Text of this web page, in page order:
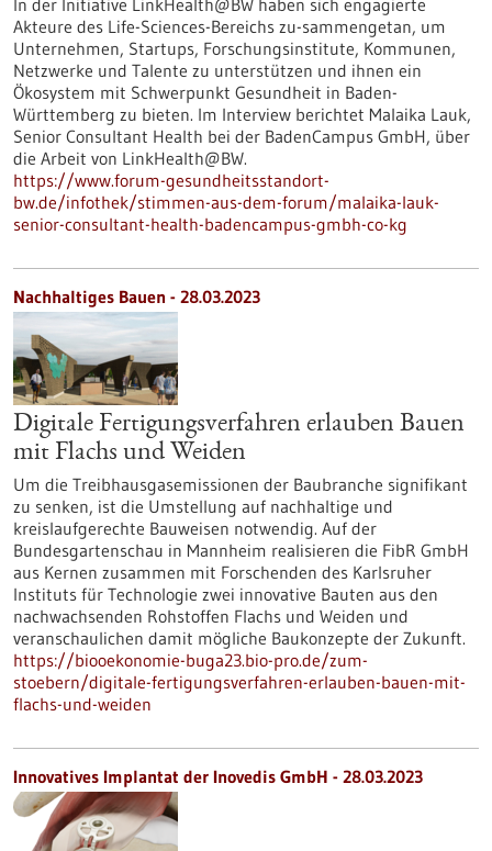
In der Initiative LinkHealth@BW haben sich engagierte
Akteure des Life-Sciences-Bereichs zu-sammengetan, um
Unternehmen, Startups, Forschungsinstitute, Kommunen,
Netzwerke und Talente zu unterstützen und ihnen ein
Ökosystem mit Schwerpunkt Gesundheit in Baden-
Württemberg zu bieten. Im Interview berichtet Malaika Lauk,
Senior Consultant Health bei der BadenCampus GmbH, über
die Arbeit von LinkHealth@BW.
https://www.forum-gesundheitsstandort-
bw.de/infothek/stimmen-aus-dem-forum/malaika-lauk-
senior-consultant-health-badencampus-gmbh-co-kg
Nachhaltiges Bauen - 28.03.2023
Digitale Fertigungsverfahren erlauben Bauen
mit Flachs und Weiden
Um die Treibhausgasemissionen der Baubranche signifikant
zu senken, ist die Umstellung auf nachhaltige und
kreislaufgerechte Bauweisen notwendig. Auf der
Bundesgartenschau in Mannheim realisieren die FibR GmbH
aus Kernen zusammen mit Forschenden des Karlsruher
Instituts für Technologie zwei innovative Bauten aus den
nachwachsenden Rohstoffen Flachs und Weiden und
veranschaulichen damit mögliche Baukonzepte der Zukunft.
https://biooekonomie-buga23.bio-pro.de/zum-
stoebern/digitale-fertigungsverfahren-erlauben-bauen-mit-
flachs-und-weiden
Innovatives Implantat der Inovedis GmbH - 28.03.2023